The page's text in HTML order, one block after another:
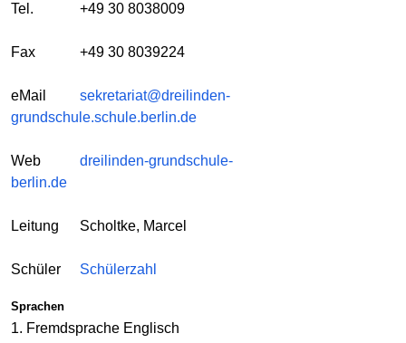
Tel. +49 30 8038009
Fax +49 30 8039224
eMail
sekretariat@dreilinden-
grundschule.schule.berlin.de
Web
dreilinden-grundschule-
berlin.de
Leitung Scholtke, Marcel
Schüler Schülerzahl
Sprachen
1. Fremdsprache Englisch